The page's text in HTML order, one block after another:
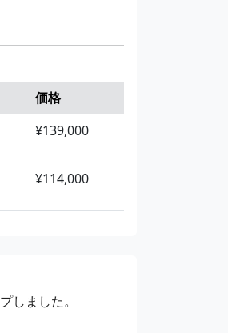
価格
¥139,000
¥114,000
しました。